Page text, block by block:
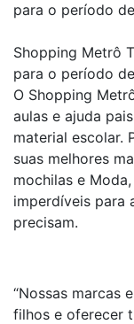
para o período
Shopping Metrô
para o período
O Shopping
aulas e ajuda
material escolar.
suas melhores
mochilas e
imperdíveis para
precisam.
“Nossas marcas
filhos e oferecer